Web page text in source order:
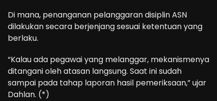
Di mana, penanganan pelanggaran disiplin ASN
dilakukan secara berjenjang sesuai ketentuan yang
berlaku.
“Kalau ada pegawai yang melanggar, mekanismenya
ditangani oleh atasan langsung. Saat ini sudah
sampai pada tahap laporan hasil pemeriksaan,” ujar
Dahlan. (*)